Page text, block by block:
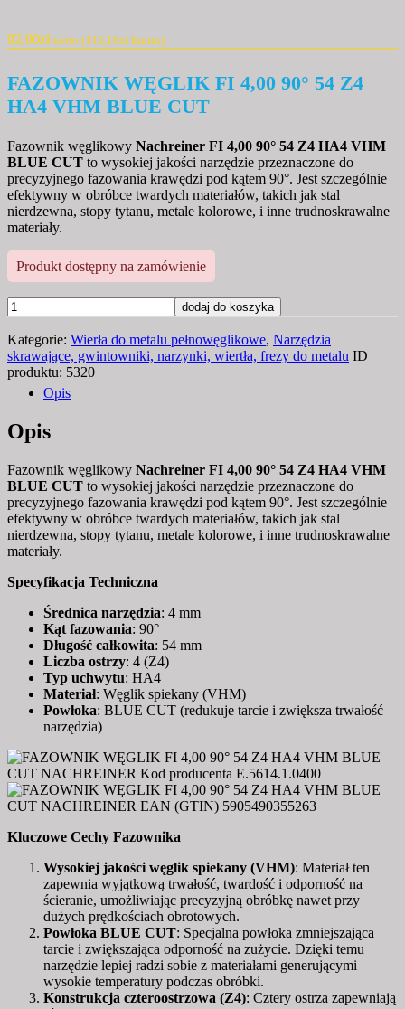
92,00zł netto (113,16zł brutto)
FAZOWNIK WĘGLIK FI 4,00 90° 54 Z4
HA4 VHM BLUE CUT
Fazownik węglikowy Nachreiner FI 4,00 90° 54 Z4 HA4 VHM
BLUE CUT to wysokiej jakości narzędzie przeznaczone do
precyzyjnego fazowania krawędzi pod kątem 90°. Jest szczególnie
efektywny w obróbce twardych materiałów, takich jak stal
nierdzewna, stopy tytanu, metale kolorowe, i inne trudnoskrawalne
materiały.
Produkt dostępny na zamówienie
ilość
WĘGLIK
FI
4,00
54
Z4
VHM
BLUE
CUT
dodaj do koszyka
Kategorie: Wierła do metalu pełnowęglikowe, Narzędzia
skrawające, gwintowniki, narzynki, wiertła, frezy do metalu ID
produktu: 5320
Opis
Opis
Fazownik węglikowy Nachreiner FI 4,00 90° 54 Z4 HA4 VHM
BLUE CUT to wysokiej jakości narzędzie przeznaczone do
precyzyjnego fazowania krawędzi pod kątem 90°. Jest szczególnie
efektywny w obróbce twardych materiałów, takich jak stal
nierdzewna, stopy tytanu, metale kolorowe, i inne trudnoskrawalne
materiały.
Specyfikacja Techniczna
Średnica narzędzia: 4 mm
Kąt fazowania: 90°
Długość całkowita: 54 mm
Liczba ostrzy: 4 (Z4)
Typ uchwytu: HA4
Materiał: Węglik spiekany (VHM)
Powłoka: BLUE CUT (redukuje tarcie i zwiększa trwałość
narzędzia)
Kluczowe Cechy Fazownika
Wysokiej jakości węglik spiekany (VHM): Materiał ten
zapewnia wyjątkową trwałość, twardość i odporność na
ścieranie, umożliwiając precyzyjną obróbkę nawet przy
dużych prędkościach obrotowych.
Powłoka BLUE CUT: Specjalna powłoka zmniejszająca
tarcie i zwiększająca odporność na zużycie. Dzięki temu
narzędzie lepiej radzi sobie z materiałami generującymi
wysokie temperatury podczas obróbki.
Konstrukcja czteroostrzowa (Z4): Cztery ostrza zapewniają